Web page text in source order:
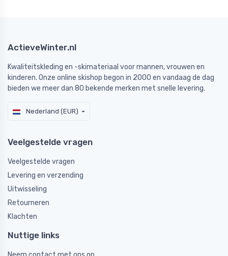
ActieveWinter.nl
Kwaliteitskleding en -skimateriaal voor mannen, vrouwen en
kinderen. Onze online skishop begon in 2000 en vandaag de dag
bieden we meer dan 80 bekende merken met snelle levering.
Nederland (EUR)
Veelgestelde vragen
Veelgestelde vragen
Levering en verzending
Uitwisseling
Retourneren
Klachten
Nuttige links